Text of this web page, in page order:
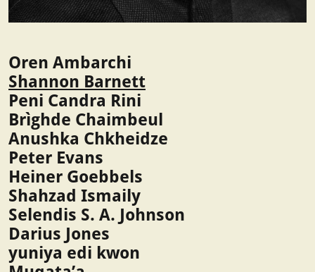
Oren Ambarchi
Shannon Barnett
Peni Candra Rini
Brìghde Chaimbeul
Anushka Chkheidze
Peter Evans
Heiner Goebbels
Shahzad Ismaily
Selendis S. A. Johnson
Darius Jones
yuniya edi kwon